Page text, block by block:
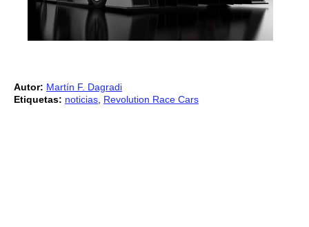
Autor: Martín F. Dagradi
Etiquetas: noticias, Revolution Race Cars